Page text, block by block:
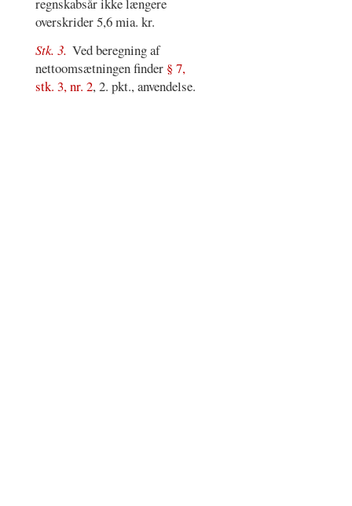
overskrider 5,6 mia. kr.
Stk. 3. Ved beregning af
nettoomsætningen finder § 7,
stk. 3, nr. 2, 2. pkt., anvendelse.